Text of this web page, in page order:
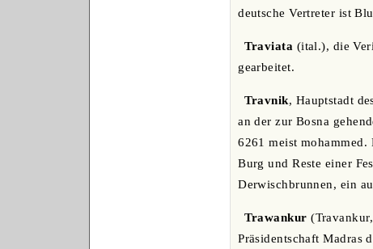
deutsche Vertreter ist
Traviata (ital.), die
gearbeitet.
Travnik, Hauptstadt
an der zur Bosna
6261 meist
Burg und Reste einer
Derwischbrunnen, ein
Trawankur
Präsidentschaft Madras